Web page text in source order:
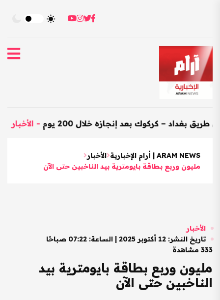
- – كركوك بعد إنجازه خلال 200 يوم -الأخبار
ARAM NEWS | أرام الإخبارية
الأخبار
مليون وربع بطاقة بايومترية بيد الناخبين حتى الآن
الأخبار
تاريخ النشر: 12 أكتوبر 2025 | الساعة: 07:22 صباحًا
333 مشاهدة
مليون وربع بطاقة بايومترية بيد
الناخبين حتى الآن